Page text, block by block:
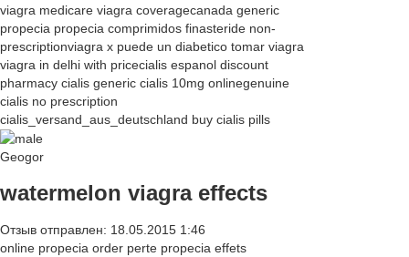
viagra medicare viagra coveragecanada generic
propecia propecia comprimidos finasteride non-
prescriptionviagra x puede un diabetico tomar viagra
viagra in delhi with pricecialis espanol discount
pharmacy cialis generic cialis 10mg onlinegenuine
cialis no prescription
cialis_versand_aus_deutschland buy cialis pills
Geogor
watermelon viagra effects
Отзыв отправлен: 18.05.2015 1:46
online propecia order perte propecia effets